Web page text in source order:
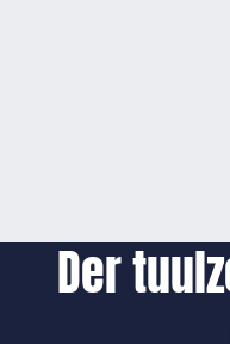
Der